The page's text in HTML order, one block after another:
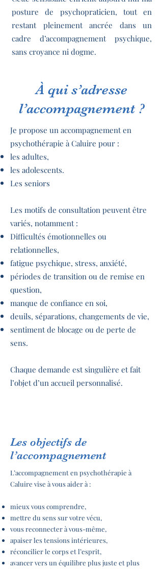
posture de psychopraticien, tout en
restant pleinement ancrée dans un
cadre d’accompagnement psychique,
sans croyance ni dogme.
À qui s’adresse
l’accompagnement ?
Je propose un accompagnement en
psychothérapie à Caluire pour :
les adultes,
les adolescents.
Les seniors
Les motifs de consultation peuvent être
variés, notamment :
Difficultés émotionnelles ou
relationnelles,
fatigue psychique, stress, anxiété,
périodes de transition ou de remise en
question,
manque de confiance en soi,
deuils, séparations, changements de vie,
sentiment de blocage ou de perte de
sens.
Chaque demande est singulière et fait
l’objet d’un accueil personnalisé.
Les objectifs de
l’accompagnement
L’accompagnement en psychothérapie à
Caluire vise à vous aider à :
mieux vous comprendre,
mettre du sens sur votre vécu,
vous reconnecter à vous-même,
apaiser les tensions intérieures,
réconcilier le corps et l’esprit,
avancer vers un équilibre plus juste et plus